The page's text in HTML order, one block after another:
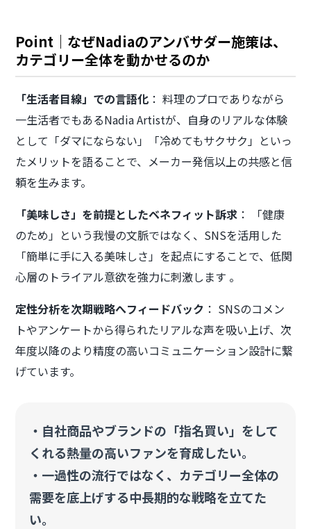
Point｜なぜNadiaのアンバサダー施策は、
カテゴリー全体を動かせるのか
「生活者目線」での言語化 ： 料理のプロでありながら
一生活者でもあるNadia Artistが、自身のリアルな体験
として「ダマにならない」「冷めてもサクサク」といっ
たメリットを語ることで、メーカー発信以上の共感と信
頼を生みます。
「美味しさ」を前提としたベネフィット訴求 ： 「健康
のため」という我慢の文脈ではなく、SNSを活用した
「簡単に手に入る美味しさ」を起点にすることで、低関
心層のトライアル意欲を強力に刺激します 。
定性分析を次期戦略へフィードバック ： SNSのコメン
トやアンケートから得られたリアルな声を吸い上げ、次
年度以降のより精度の高いコミュニケーション設計に繋
げています。
・自社商品やブランドの「指名買い」をして
くれる熱量の高いファンを育成したい。
・一過性の流行ではなく、カテゴリー全体の
需要を底上げする中長期的な戦略を立てた
い。